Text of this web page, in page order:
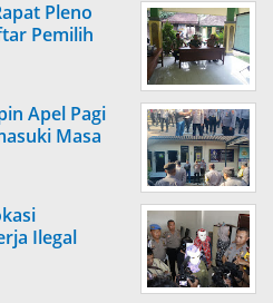
Pleno
Pemilih
Apel Pagi
Masa
Ilegal